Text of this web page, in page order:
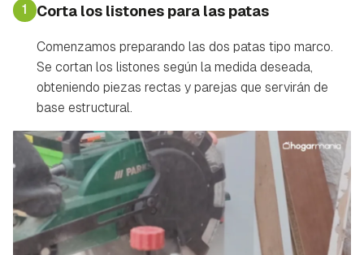
1 Corta los listones para las patas
Comenzamos preparando las dos patas tipo marco.
Se cortan los listones según la medida deseada,
obteniendo piezas rectas y parejas que servirán de
base estructural.